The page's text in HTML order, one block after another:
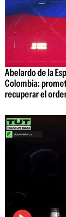
Abelardo de la
Colombia:
recuperar el